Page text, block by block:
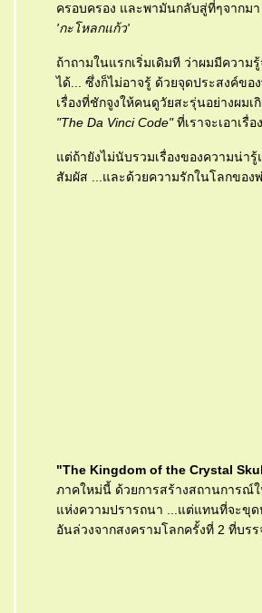
ครอบครอง และพามันกลับสู่ที่ๆจากม
'กะโหลกแก้ว'
ถ้าถามในแรกเริ่มเดิมที ว่าผมมีควา
ได้... ซึ่งก็ไม่อาจรู้ ด้วยจุดประสงค์ขอ
เรื่องที่ชักจูงให้คนดูวัยสะรุ่นอย่างผม
"The Da Vinci Code"ที่เราจะเอาเรื่
ต่ถ้ายังไม่นับรวมเรื่องของความน่ารู้
สัมผัส ...และด้วยความรักในโลกของ
"The Kingdom of the Crystal
ภาคใหม่นี้ ด้วยการสร้างสถานการณ์
ห่งความปรารถนา ...แต่แทนที่จะขุด
อันล่วงจากสงครามโลกครั้งที่ 2 ที่บร